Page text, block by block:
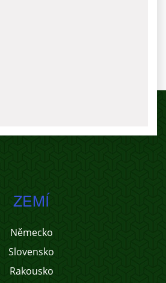
ZEMÍ
Německo
Slovensko
Rakousko